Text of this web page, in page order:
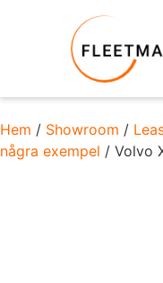
Hem / Showroom /
några exempel / Volvo